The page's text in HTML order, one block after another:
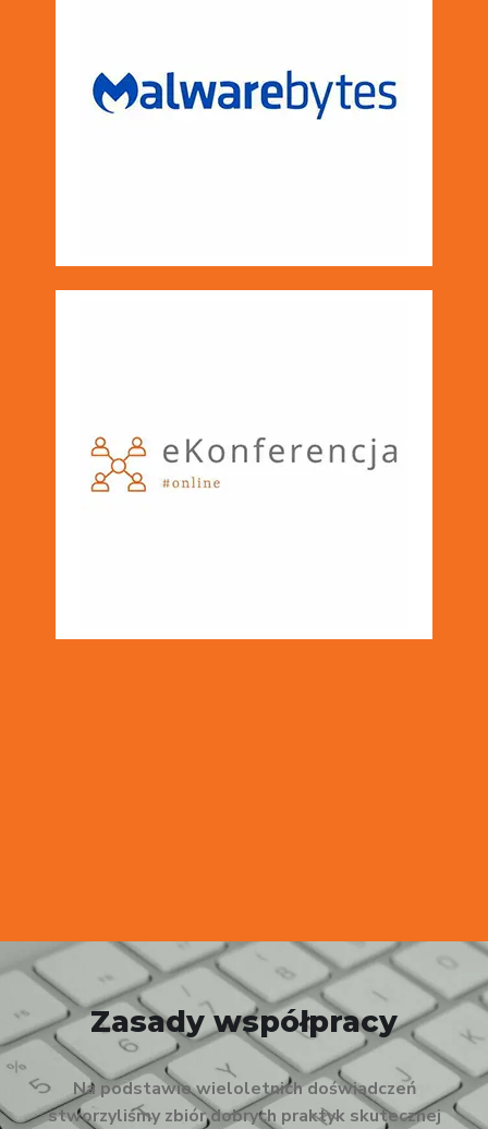
Zasady współpracy
Na podstawie wieloletnich doświadczeń
stworzyliśmy zbiór dobrych praktyk skutecznej